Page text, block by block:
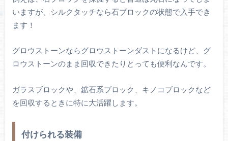
いますが、シルクタッチなら石ブロックの状態で入手でき
ます！
グロウストーンならグロウストーンダストになるけど、グ
ロウストーンのまま回収できたりとっても便利なんです。
ガラスブロックや、鉱石系ブロック、キノコブロックなど
を回収するときに特に大活躍します。
付けられる装備